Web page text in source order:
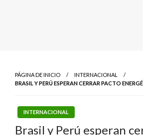
PÁGINA DE INICIO
INTERNACIONAL
BRASIL Y PERÚ ESPERAN CERRAR PACTO
INTERNACIONAL
Brasil y Perú esperan